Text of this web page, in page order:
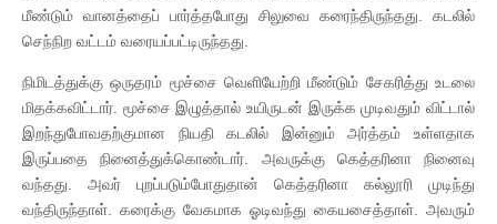
மீண்டும் வானத்தைப் பார்த்தபோது சிலுவை கரைந்திருந்தது. கடலில்
செந்நிற வட்டம் வரையப்பட்டிருந்தது.
நிமிடத்துக்கு ஒருதரம் மூச்சை வெளியேற்றி மீண்டும் சேகரித்து உடலை
மிதக்கவிட்டார். மூச்சை இழுத்தால் உயிருடன் இருக்க முடிவதும் விட்டால்
இறந்துபோவதற்குமான நியதி கடலில் இன்னும் அர்த்தம் உள்ளதாக
இருப்பதை நினைத்துக்கொண்டார். அவருக்கு கெத்தரினா நினைவு
வந்தது. அவர் புறப்படும்போதுதான் கெத்தரினா கல்லூரி முடிந்து
வந்திருந்தாள். கரைக்கு வேகமாக ஓடிவந்து கையசைத்தாள். அவரும்